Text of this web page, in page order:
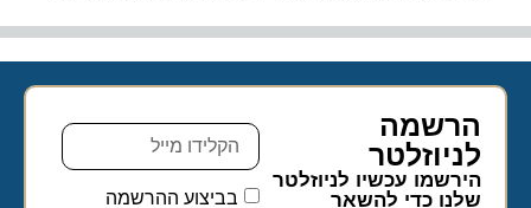
הרשמה
לניוזלטר​
הירשמו עכשיו לניוזלטר
שלנו כדי להשאר
בביצוע ההרשמה